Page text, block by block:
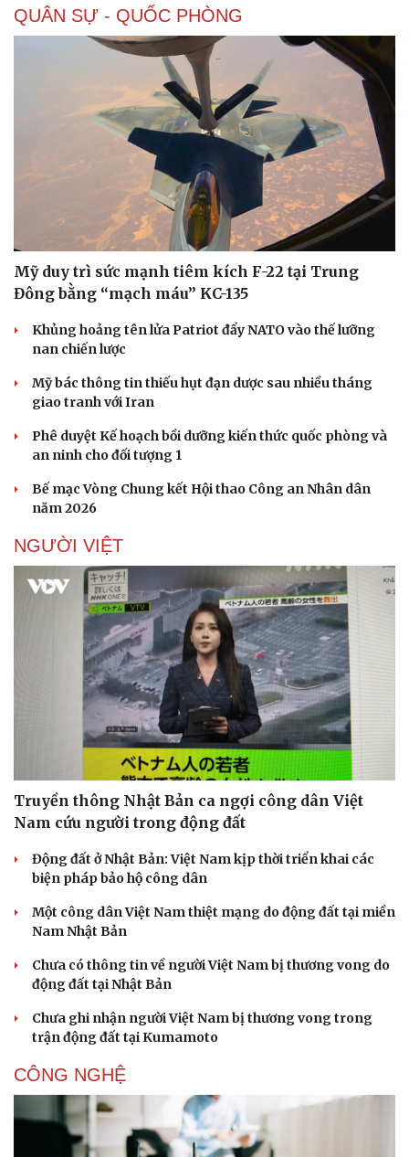
Thông tin doanh nghiệp
Doanh nghiệp 24h
Công nghệ
Sành điệu
Tin Công nghệ
Trải nghiệm
Chuyển đổi số
QUÂN SỰ - QUỐC PHÒNG
Mỹ duy trì sức mạnh tiêm kích F-22 tại Trung
Đông bằng “mạch máu” KC-135
Khủng hoảng tên lửa Patriot đẩy NATO vào thế lưỡng
nan chiến lược
Mỹ bác thông tin thiếu hụt đạn dược sau nhiều tháng
giao tranh với Iran
Phê duyệt Kế hoạch bồi dưỡng kiến thức quốc phòng và
an ninh cho đối tượng 1
Bế mạc Vòng Chung kết Hội thao Công an Nhân dân
năm 2026
NGƯỜI VIỆT
Truyền thông Nhật Bản ca ngợi công dân Việt
Nam cứu người trong động đất
Động đất ở Nhật Bản: Việt Nam kịp thời triển khai các
biện pháp bảo hộ công dân
Một công dân Việt Nam thiệt mạng do động đất tại miền
Nam Nhật Bản
Chưa có thông tin về người Việt Nam bị thương vong do
động đất tại Nhật Bản
Chưa ghi nhận người Việt Nam bị thương vong trong
trận động đất tại Kumamoto
CÔNG NGHỆ